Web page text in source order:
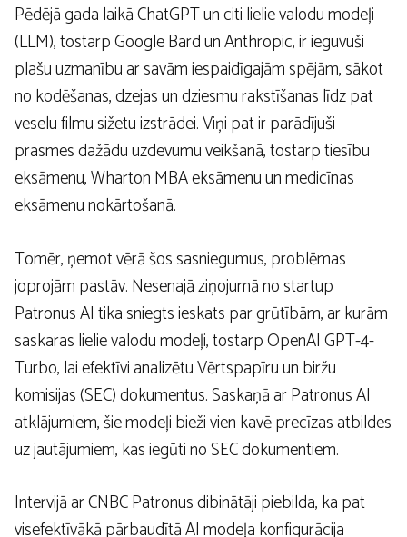
Pēdējā gada laikā ChatGPT un citi lielie valodu modeļi
(LLM), tostarp Google Bard un Anthropic, ir ieguvuši
plašu uzmanību ar savām iespaidīgajām spējām, sākot
no kodēšanas, dzejas un dziesmu rakstīšanas līdz pat
veselu filmu sižetu izstrādei. Viņi pat ir parādījuši
prasmes dažādu uzdevumu veikšanā, tostarp tiesību
eksāmenu, Wharton MBA eksāmenu un medicīnas
eksāmenu nokārtošanā.
Tomēr, ņemot vērā šos sasniegumus, problēmas
joprojām pastāv. Nesenajā ziņojumā no startup
Patronus AI tika sniegts ieskats par grūtībām, ar kurām
saskaras lielie valodu modeļi, tostarp OpenAI GPT-4-
Turbo, lai efektīvi analizētu Vērtspapīru un biržu
komisijas (SEC) dokumentus. Saskaņā ar Patronus AI
atklājumiem, šie modeļi bieži vien kavē precīzas atbildes
uz jautājumiem, kas iegūti no SEC dokumentiem.
Intervijā ar CNBC Patronus dibinātāji piebilda, ka pat
visefektīvākā pārbaudītā AI modeļa konfigurācija